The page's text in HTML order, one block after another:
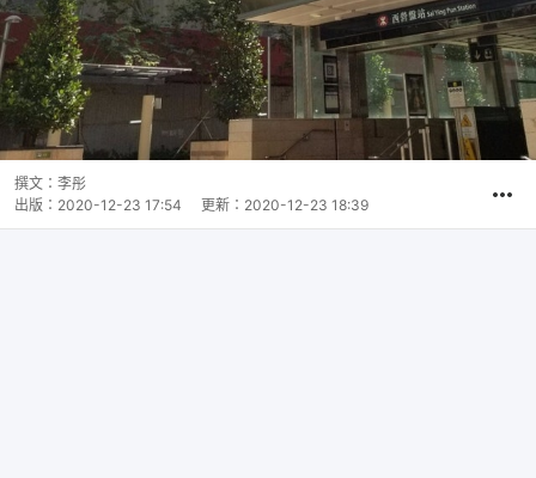
撰文： 李彤
出版： 2020-12-23 17:54 更新： 2020-12-23 18:39